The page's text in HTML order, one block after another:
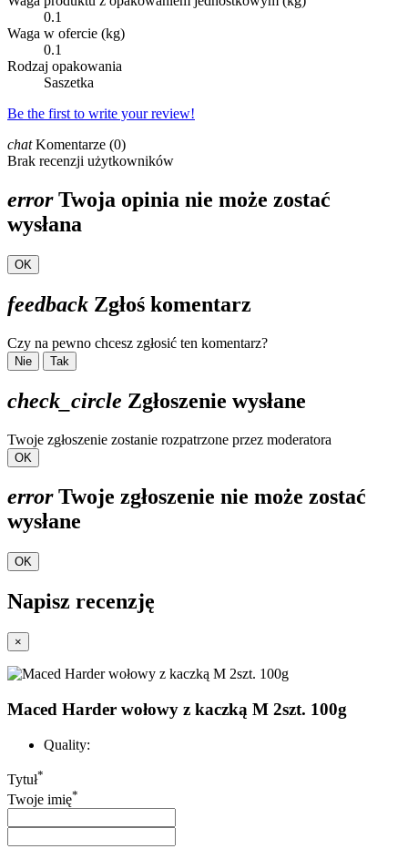
0.1
Waga w ofercie (kg)
0.1
Rodzaj opakowania
Saszetka
Be the first to write your review!
chatKomentarze (0)
Brak recenzji użytkowników
errorTwoja opinia nie może zostać
wysłana
OK
feedback Zgłoś komentarz
Czy na pewno chcesz zgłosić ten komentarz?
Nie Tak
check_circle Zgłoszenie wysłane
Twoje zgłoszenie zostanie rozpatrzone przez moderatora
OK
errorTwoje zgłoszenie nie może zostać
wysłane
OK
Napisz recenzję
×
Maced Harder wołowy z kaczką M 2szt. 100g
Quality:
Tytuł*
Twoje imię*